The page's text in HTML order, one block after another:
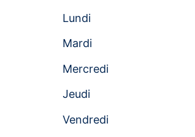
Lundi
Mardi
Mercredi
Jeudi
Vendredi